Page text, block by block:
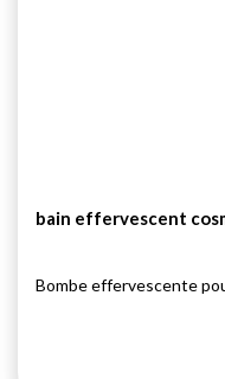
bain effervescent
Bombe effervescente